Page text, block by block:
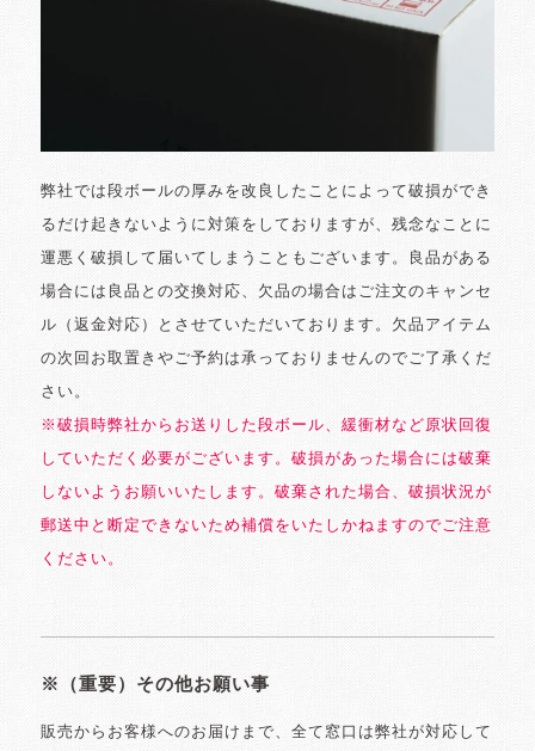
弊社では段ボールの厚みを改良したことによって破損ができ
るだけ起きないように対策をしておりますが、残念なことに
運悪く破損して届いてしまうこともございます。良品がある
場合には良品との交換対応、欠品の場合はご注文のキャンセ
ル（返金対応）とさせていただいております。欠品アイテム
の次回お取置きやご予約は承っておりませんのでご了承くだ
さい。
※破損時弊社からお送りした段ボール、緩衝材など原状回復
していただく必要がございます。破損があった場合には破棄
しないようお願いいたします。破棄された場合、破損状況が
郵送中と断定できないため補償をいたしかねますのでご注意
ください。
※（重要）その他お願い事
販売からお客様へのお届けまで、全て窓口は弊社が対応して